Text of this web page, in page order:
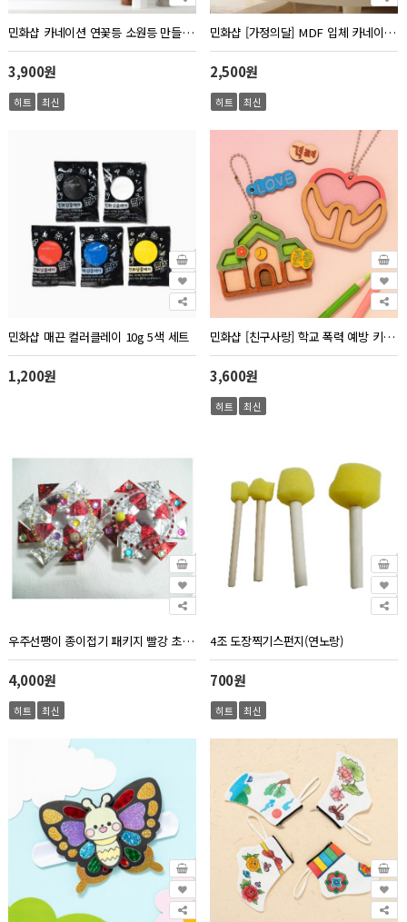
민화샵 카네이션 연꽃등 소원등 만들기 부처님오신날
3,900원
히트 최신
민화샵 [가정의달] MDF 입체 카네이션 조화 만들기
2,500원
히트 최신
민화샵 매끈 컬러클레이 10g 5색 세트
1,200원
민화샵 [친구사랑] 학교 폭력 예방 키링 만들기 인성 교육
3,600원
히트 최신
우주선팽이 종이접기 패키지 빨강 초록 2개 1세트
4,000원
히트 최신
4조 도장찍기스펀지(연노랑)
700원
히트 최신